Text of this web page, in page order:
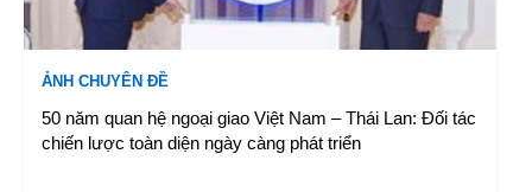
ẢNH CHUYÊN ĐỀ
50 năm quan hệ ngoại giao Việt Nam – Thái Lan: Đối tác
chiến lược toàn diện ngày càng phát triển